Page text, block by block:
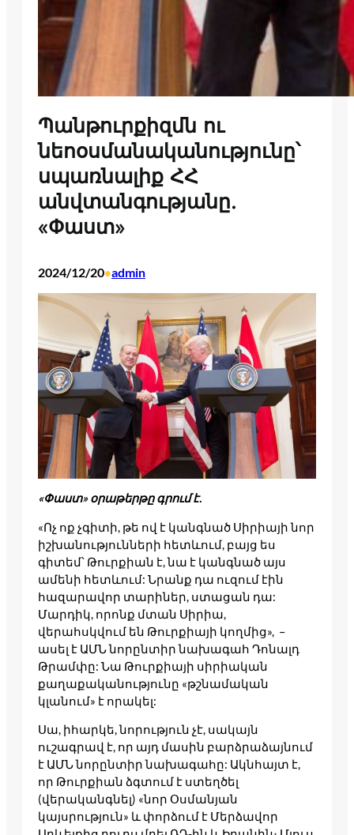
Պանթուրքիզմն ու
նեոօսմանականությունը՝
սպառնալիք ՀՀ
անվտանգությանը.
«Փաստ»
2024/12/20•admin
«Փաստ» օրաթերթը գրում է.
«Ոչ ոք չգիտի, թե ով է կանգնած Սիրիայի նոր
իշխանությունների հետևում, բայց ես
գիտեմ՝ Թուրքիան է, նա է կանգնած այս
ամենի հետևում: Նրանք դա ուզում էին
հազարավոր տարիներ, ստացան դա:
Մարդիկ, որոնք մտան Սիրիա,
վերահսկվում են Թուրքիայի կողմից», –
ասել է ԱՄՆ նորընտիր նախագահ Դոնալդ
Թրամփը: Նա Թուրքիայի սիրիական
քաղաքականությունը «թշնամական
կլանում» է որակել:
Սա, իհարկե, նորություն չէ, սակայն
ուշագրավ է, որ այդ մասին բարձրաձայնում
է ԱՄՆ նորընտիր նախագահը: Ակնհայտ է,
որ Թուրքիան ձգտում է ստեղծել
(վերականգնել) «նոր Օսմանյան
կայսրություն» և փորձում է Մերձավոր